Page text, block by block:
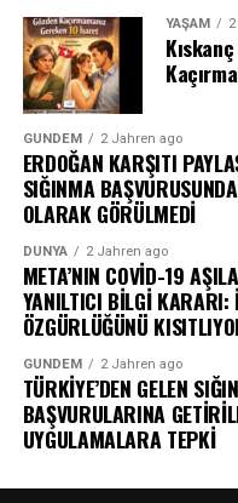
YAŞAM
GÜNDEM 2 Jahren ago
ERDOĞAN KARŞITI
SIĞINMA
OLARAK GÖRÜLMEDİ
DÜNYA 2 Jahren ago
META’NIN COVİD-19
YANILTICI BİLGİ KARARI:
ÖZGÜRLÜĞÜNÜ
GÜNDEM 2 Jahren ago
TÜRKİYE’DEN GELEN
BAŞVURULARINA
UYGULAMALARA TEPKİ